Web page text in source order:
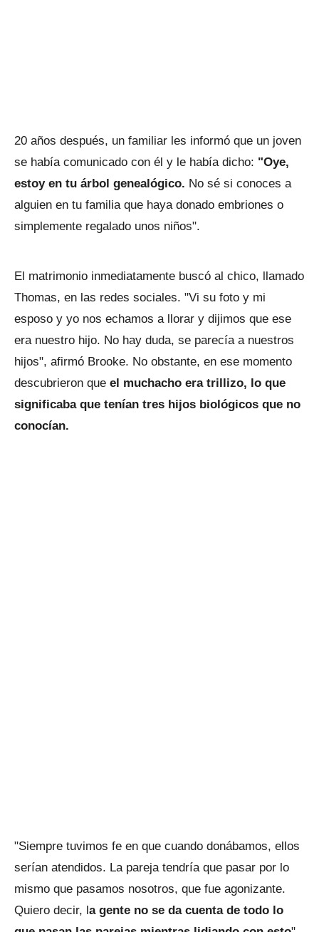
20 años después, un familiar les informó que un joven
se había comunicado con él y le había dicho: "Oye,
estoy en tu árbol genealógico. No sé si conoces a
alguien en tu familia que haya donado embriones o
simplemente regalado unos niños".
El matrimonio inmediatamente buscó al chico, llamado
Thomas, en las redes sociales. "Vi su foto y mi
esposo y yo nos echamos a llorar y dijimos que ese
era nuestro hijo. No hay duda, se parecía a nuestros
hijos", afirmó Brooke. No obstante, en ese momento
descubrieron que el muchacho era trillizo, lo que
significaba que tenían tres hijos biológicos que no
conocían.
"Siempre tuvimos fe en que cuando donábamos, ellos
serían atendidos. La pareja tendría que pasar por lo
mismo que pasamos nosotros, que fue agonizante.
Quiero decir, la gente no se da cuenta de todo lo